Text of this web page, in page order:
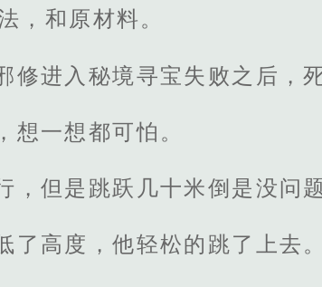
，和原材料。
修进入秘境寻宝失败之后，
想一想都可怕。
，但是跳跃几十米倒是没问题
了高度，他轻松的跳了上去。